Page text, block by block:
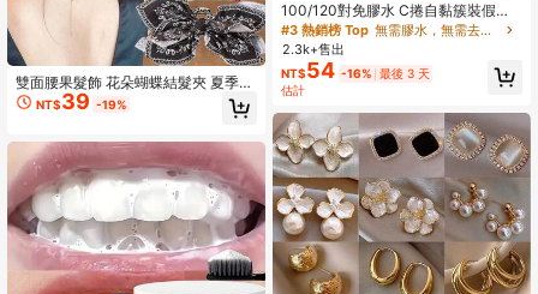
雙面腰果髮飾 花朵蝴蝶結髮夾 夏季抓
夾 時尚馬尾髮夾
NT$39 -19%
100/120對免膠水 C捲自黏簇裝假睫
毛 預黏式單簇睫毛 10-13mm 柔軟韓
系分段式假睫毛
#3 熱銷榜 Top
無需膠水，無需去除劑 單根睫毛
2.3k+售出
NT$54 -16% 最後 3 天
估計